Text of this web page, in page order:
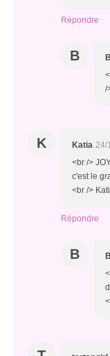
Répondre
B
/
K Katia 24/
<br />
c'est le
<br />
Répondre
B